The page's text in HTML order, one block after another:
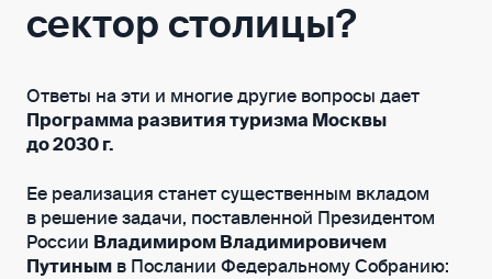
сектор столицы?
Ответы на эти и многие другие вопросы дает
Программа развития туризма Москвы
до 2030 г.
Ее реализация станет существенным вкладом
в решение задачи, поставленной Президентом
России Владимиром Владимировичем
Путиным в Послании Федеральному Собранию: